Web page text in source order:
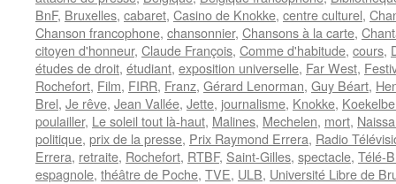
BnF, Bruxelles, cabaret, Casino de Knokke, centre culturel,
Chanson francophone, chansonnier, Chansons à la carte,
citoyen d'honneur, Claude François, Comme d'habitude, cours,
études de droit, étudiant, exposition universelle, Far West,
Rochefort, Film, FIRR, Franz, Gérard Lenorman, Guy Béart,
Brel, Je rêve, Jean Vallée, Jette, journalisme, Knokke,
poulailler, Le soleil tout là-haut, Malines, Mechelen, mort,
politique, prix de la presse, Prix Raymond Errera, Radio
Errera, retraite, Rochefort, RTBF, Saint-Gilles, spectacle, Télé-
espagnole, théâtre de Poche, TVE, ULB, Université Libre de